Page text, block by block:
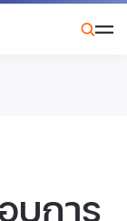
บการ